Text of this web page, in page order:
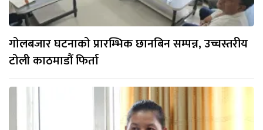
गोलबजार घटनाको प्रारम्भिक छानबिन सम्पन्न, उच्चस्तरीय
टोली काठमाडौं फिर्ता